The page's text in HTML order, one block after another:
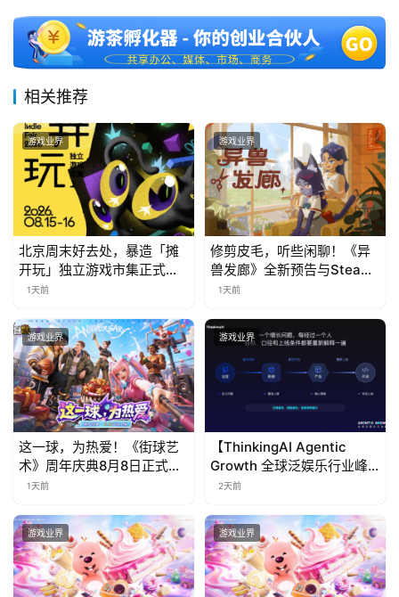
相关推荐
游戏业界
北京周末好去处，暴造「摊
开玩」独立游戏市集正式开
票！
1天前
游戏业界
修剪皮毛，听些闲聊！《异
兽发廊》全新预告与Steam
免费试玩公开
1天前
游戏业界
这一球，为热爱！《街球艺
术》周年庆典8月8日正式上
线，多重福利与全新内容同
1天前
游戏业界
【ThinkingAI Agentic
Growth 全球泛娱乐行业峰
会】Agent 时代，人到底负
2天前
游戏业界 游戏业界